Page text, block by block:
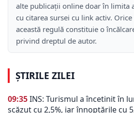
alte publicații online doar în limita
cu citarea sursei cu link activ.
această regulă constituie o
privind dreptul de autor.
ȘTIRILE ZILEI
09:35INS: Turismul a încetinit în
scăzut cu 2,5%, iar înnoptările cu